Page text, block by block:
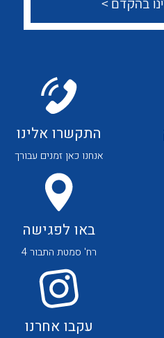
לכל מוצרי היצרן
לכל מוצרי היצרן
התקשרו אלינו
אנחנו כאן זמנים עבורך
באו לפגישה
רח' סמטת התבור 4
עקבו אחרנו